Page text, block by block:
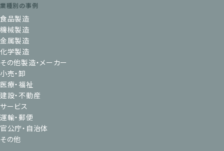
業種別の事例
食品製造
機械製造
金属製造
化学製造
その他製造・メーカー
小売・卸
医療・福祉
建設・不動産
サービス
運輸・郵便
官公庁・自治体
その他